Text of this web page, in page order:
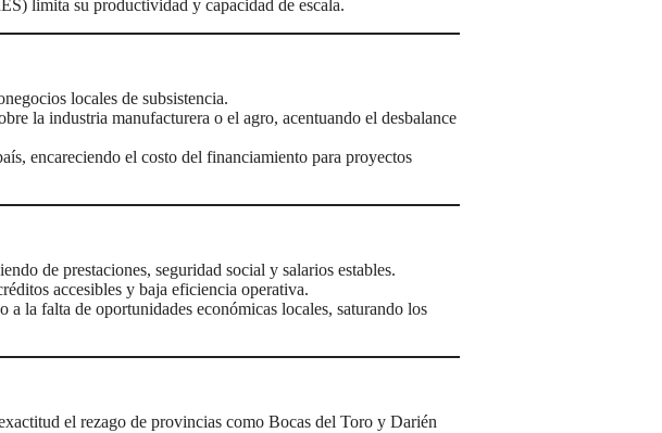
limita su productividad y capacidad de escala.
locales de subsistencia.
la industria manufacturera o el agro, acentuando el desbalance
encareciendo el costo del financiamiento para proyectos
de prestaciones, seguridad social y salarios estables.
accesibles y baja eficiencia operativa.
la falta de oportunidades económicas locales, saturando los
el rezago de provincias como Bocas del Toro y Darién